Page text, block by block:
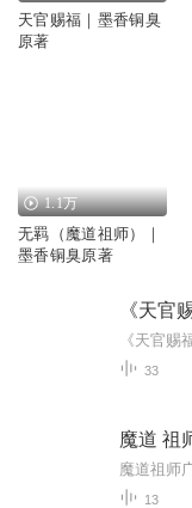
天官赐福｜墨香铜臭
原著
1.1万
无羁（魔道祖师）｜
墨香铜臭原著
33
13